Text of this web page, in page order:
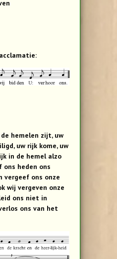
de hemelen zijt, uw
uw rijk kome, uw
in de hemel alzo
ons heden ons
vergeef ons onze
wij vergeven onze
ons niet in
ons van het